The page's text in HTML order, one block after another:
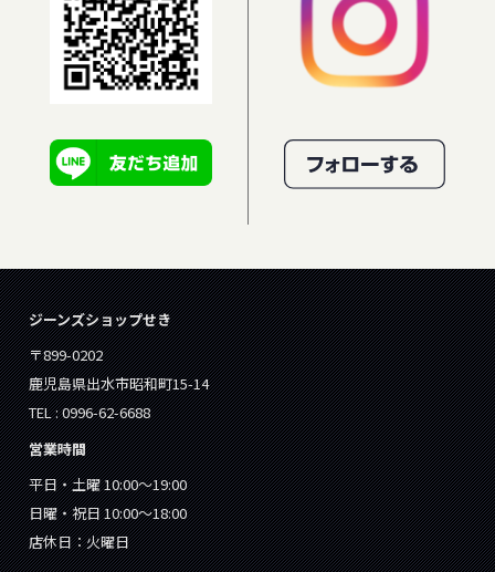
ジーンズショップせき
〒899-0202
鹿児島県出水市昭和町15-14
TEL : 0996-62-6688
営業時間
平日・土曜 10:00～19:00
日曜・祝日 10:00～18:00
店休日：火曜日